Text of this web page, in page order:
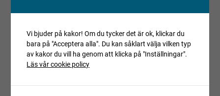
Registrerade fordon säljs avställda om inget annat anges.
Villkor och regler
Vi bjuder på kakor! Om du tycker det är ok, klickar du
bara på "Acceptera alla". Du kan såklart välja vilken typ
av kakor du vill ha genom att klicka på "Inställningar".
Läs vår cookie policy